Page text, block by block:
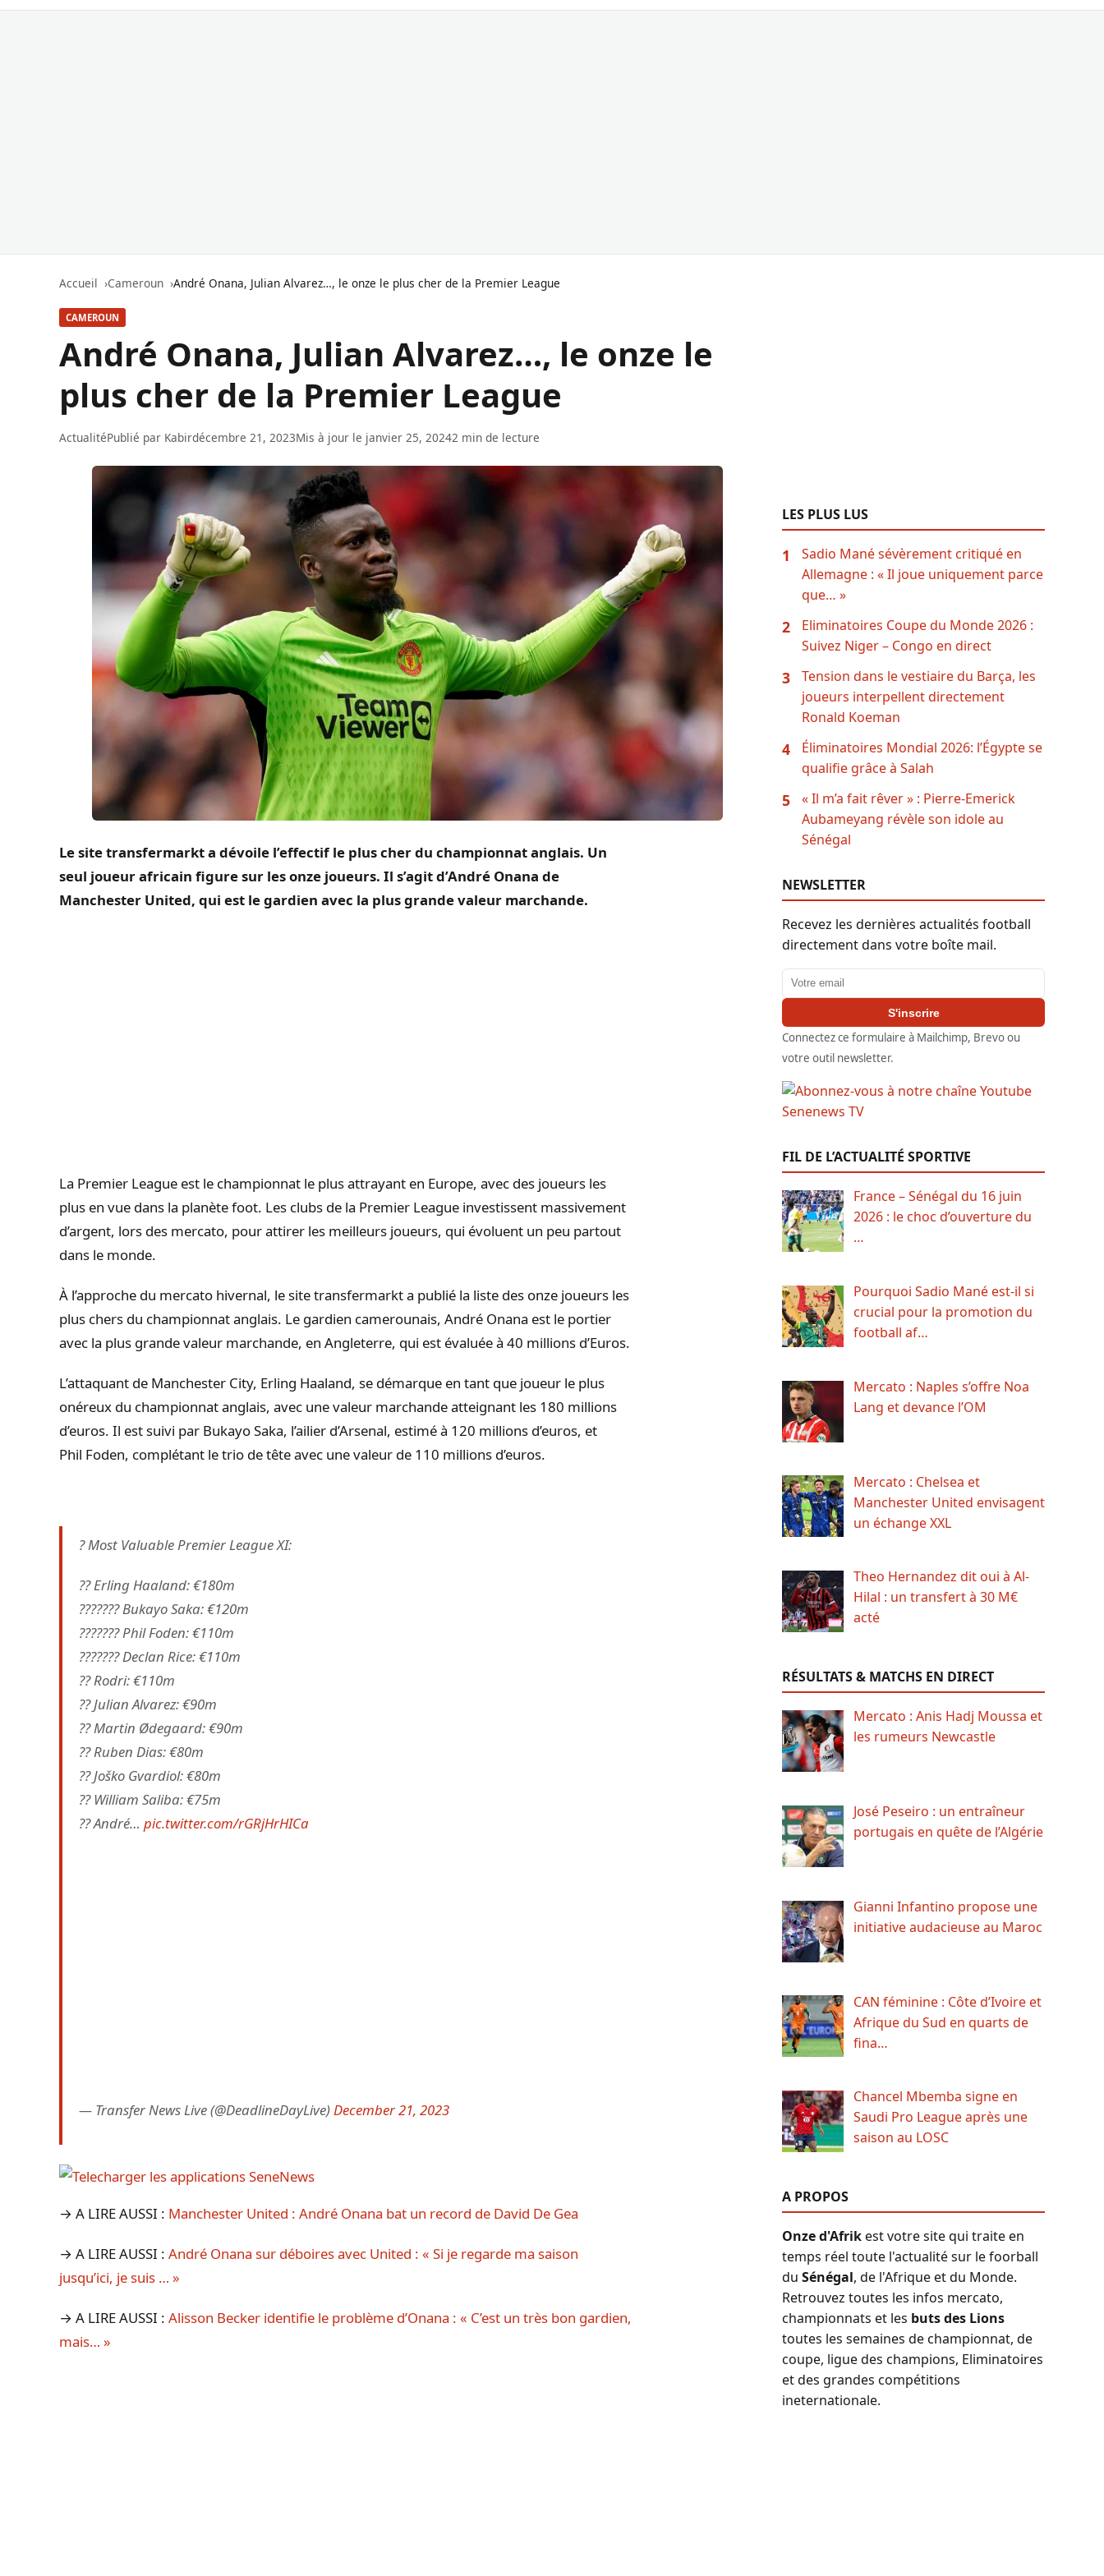
Accueil Cameroun André Onana, Julian Alvarez…, le onze le plus cher de la Premier League
CAMEROUN
André Onana, Julian Alvarez…, le onze le
plus cher de la Premier League
ActualitéPublié par Kabirdécembre 21, 2023Mis à jour le janvier 25, 20242 min de lecture
Le sitetransfermarkta dévoile l’effectif le plus cher du championnat anglais. Un
seul joueur africain figure sur les onze joueurs. Il s’agit d’André Onana de
Manchester United, qui est le gardien avec la plus grande valeur marchande.
La Premier League est le championnat le plus attrayant en Europe, avec des joueurs les
plus en vue dans la planète foot. Les clubs de la Premier League investissent massivement
d’argent, lors des mercato, pour attirer les meilleurs joueurs, qui évoluent un peu partout
dans le monde.
À l’approche du mercato hivernal, le sitetransfermarkta publié la liste des onze joueurs les
plus chers du championnat anglais. Le gardien camerounais, André Onana est le portier
avec la plus grande valeur marchande, en Angleterre, qui est évaluée à 40 millions d’Euros.
L’attaquant de Manchester City, Erling Haaland, se démarque en tant que joueur le plus
onéreux du championnat anglais, avec une valeur marchande atteignant les 180 millions
d’euros. Il est suivi par BukayoSaka, l’ailier d’Arsenal, estimé à 120 millions d’euros, et
Phil Foden, complétant le trio de tête avec une valeur de 110 millions d’euros.
? Most Valuable Premier League XI:
?? Erling Haaland: €180m
??????? Bukayo Saka: €120m
??????? Phil Foden: €110m
??????? Declan Rice: €110m
?? Rodri: €110m
?? Julian Alvarez: €90m
?? Martin Ødegaard: €90m
?? Ruben Dias: €80m
?? Joško Gvardiol: €80m
?? William Saliba: €75m
?? André… pic.twitter.com/rGRjHrHICa
— Transfer News Live (@DeadlineDayLive)December 21, 2023
→ A LIRE AUSSI : Manchester United : André Onana bat un record de David De Gea
→ A LIRE AUSSI : André Onana sur déboires avec United : « Si je regarde ma saison
jusqu’ici, je suis … »
→ A LIRE AUSSI : Alisson Becker identifie le problème d’Onana : « C’est un très bon gardien,
mais… »
LES PLUS LUS
1
Sadio Mané sévèrement critiqué en
Allemagne : « Il joue uniquement parce
que… »
2
Eliminatoires Coupe du Monde 2026 :
Suivez Niger – Congo en direct
3
Tension dans le vestiaire du Barça, les
joueurs interpellent directement
Ronald Koeman
4
Éliminatoires Mondial 2026: l’Égypte se
qualifie grâce à Salah
5
« Il m’a fait rêver » : Pierre-Emerick
Aubameyang révèle son idole au
Sénégal
NEWSLETTER
Recevez les dernières actualités football
directement dans votre boîte mail.
Adresse email
S'inscrire
Connectez ce formulaire à Mailchimp, Brevo ou
votre outil newsletter.
FIL DE L’ACTUALITÉ SPORTIVE
France – Sénégal du 16 juin
2026 : le choc d’ouverture du
…
Pourquoi Sadio Mané est-il si
crucial pour la promotion du
football af…
Mercato : Naples s’offre Noa
Lang et devance l’OM
Mercato : Chelsea et
Manchester United envisagent
un échange XXL
Theo Hernandez dit oui à Al-
Hilal : un transfert à 30 M€
acté
RÉSULTATS & MATCHS EN DIRECT
Mercato : Anis Hadj Moussa et
les rumeurs Newcastle
José Peseiro : un entraîneur
portugais en quête de l’Algérie
Gianni Infantino propose une
initiative audacieuse au Maroc
CAN féminine : Côte d’Ivoire et
Afrique du Sud en quarts de
fina…
Chancel Mbemba signe en
Saudi Pro League après une
saison au LOSC
A PROPOS
Onze d'Afrikest votre site qui traite en
temps réel toute l'actualité sur le foorball
du Sénégal, de l'Afrique et du Monde.
Retrouvez toutes les infos mercato,
championnats et les buts des Lions
toutes les semaines de championnat, de
coupe, ligue des champions, Eliminatoires
et des grandes compétitions
ineternationale.